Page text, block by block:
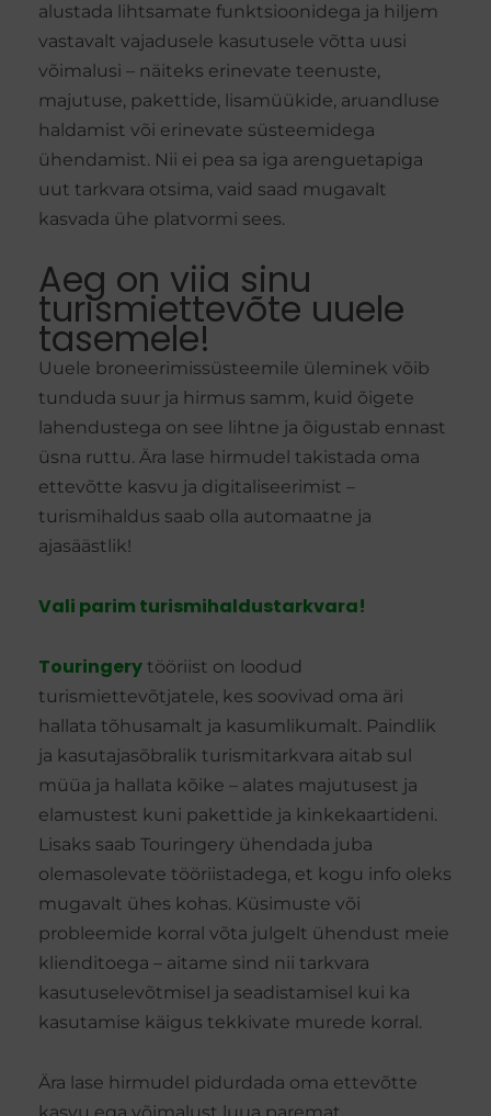
alustada lihtsamate funktsioonidega ja hiljem
vastavalt vajadusele kasutusele võtta uusi
võimalusi – näiteks erinevate teenuste,
majutuse, pakettide, lisamüükide, aruandluse
haldamist või erinevate süsteemidega
ühendamist. Nii ei pea sa iga arenguetapiga
uut tarkvara otsima, vaid saad mugavalt
kasvada ühe platvormi sees.
Aeg on viia sinu
turismiettevõte uuele
tasemele!
Uuele broneerimissüsteemile üleminek võib
tunduda suur ja hirmus samm, kuid õigete
lahendustega on see lihtne ja õigustab ennast
üsna ruttu. Ära lase hirmudel takistada oma
ettevõtte kasvu ja digitaliseerimist –
turismihaldus saab olla automaatne ja
ajasäästlik!
Vali parim turismihaldustarkvara!
Touringery tööriist on loodud
turismiettevõtjatele, kes soovivad oma äri
hallata tõhusamalt ja kasumlikumalt. Paindlik
ja kasutajasõbralik turismitarkvara aitab sul
müüa ja hallata kõike – alates majutusest ja
elamustest kuni pakettide ja kinkekaartideni.
Lisaks saab Touringery ühendada juba
olemasolevate tööriistadega, et kogu info oleks
mugavalt ühes kohas. Küsimuste või
probleemide korral võta julgelt ühendust meie
klienditoega – aitame sind nii tarkvara
kasutuselevõtmisel ja seadistamisel kui ka
kasutamise käigus tekkivate murede korral.
Ära lase hirmudel pidurdada oma ettevõtte